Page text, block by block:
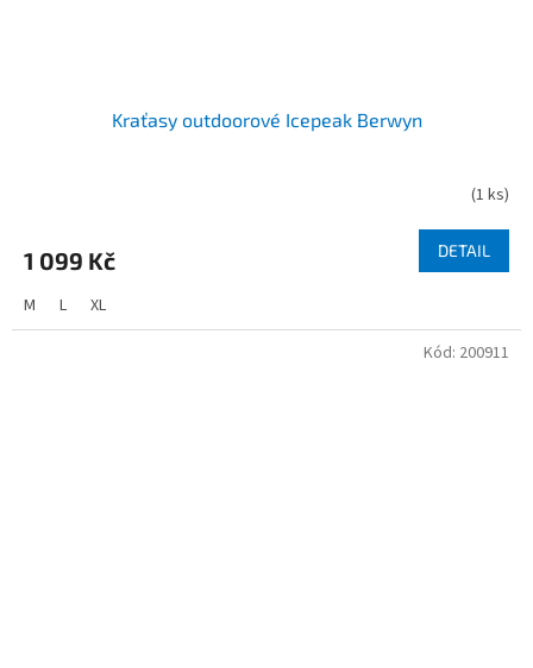
Kraťasy outdoorové Icepeak Berwyn
(1 ks)
1 099 Kč DETAIL
M L XL
Kód: 200911